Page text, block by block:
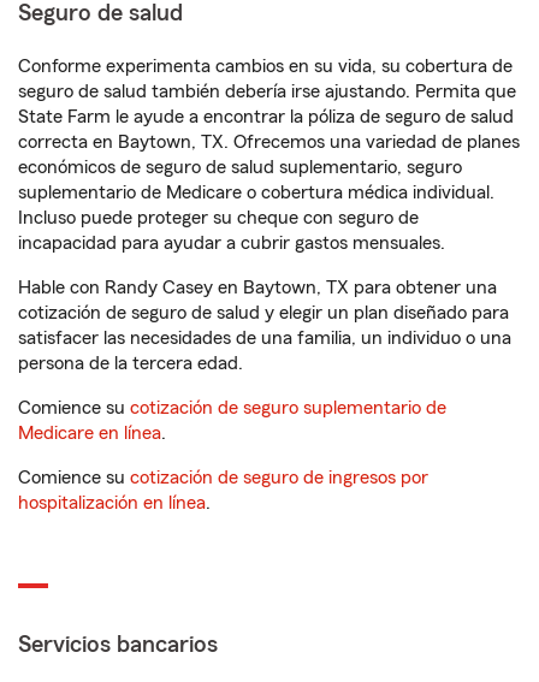
Seguro de salud
Conforme experimenta cambios en su vida, su cobertura de
seguro de salud también debería irse ajustando. Permita que
State Farm le ayude a encontrar la póliza de seguro de salud
correcta en Baytown, TX. Ofrecemos una variedad de planes
económicos de seguro de salud suplementario, seguro
suplementario de Medicare o cobertura médica individual.
Incluso puede proteger su cheque con seguro de
incapacidad para ayudar a cubrir gastos mensuales.
Hable con Randy Casey en Baytown, TX para obtener una
cotización de seguro de salud y elegir un plan diseñado para
satisfacer las necesidades de una familia, un individuo o una
persona de la tercera edad.
Comience su cotización de seguro suplementario de
Medicare en línea.
Comience su cotización de seguro de ingresos por
hospitalización en línea.
Servicios bancarios